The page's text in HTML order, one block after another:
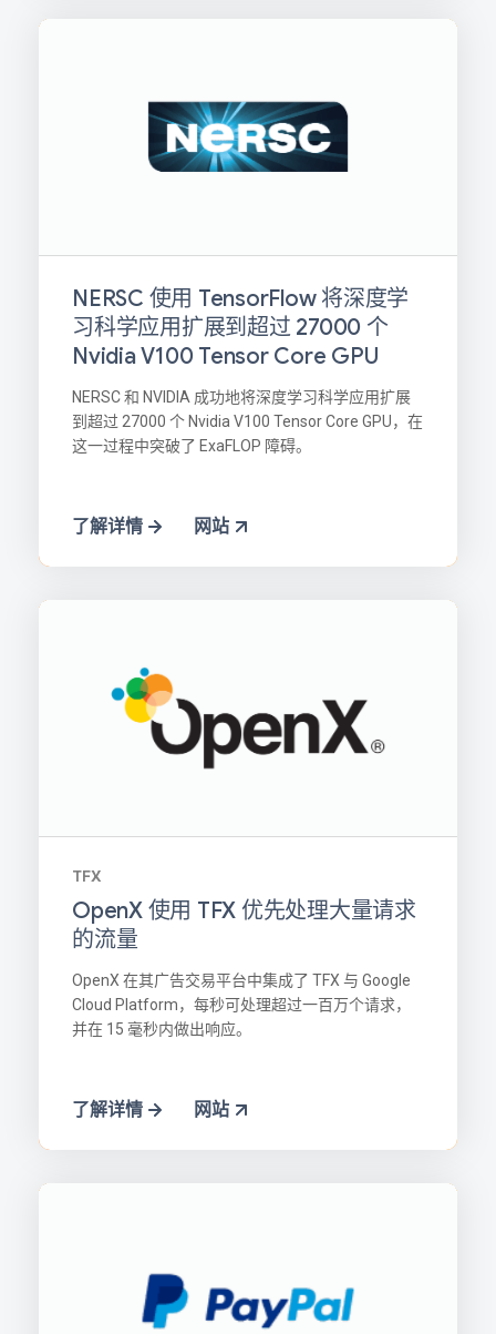
NERSC 使用 TensorFlow 将深度学
习科学应用扩展到超过 27000 个
Nvidia V100 Tensor Core GPU
NERSC 和 NVIDIA 成功地将深度学习科学应用扩展
到超过 27000 个 Nvidia V100 Tensor Core GPU，在
这一过程中突破了 ExaFLOP 障碍。
了解详情 网站
TFX
OpenX 使用 TFX 优先处理大量请求
的流量
OpenX 在其广告交易平台中集成了 TFX 与 Google
Cloud Platform，每秒可处理超过一百万个请求，
并在 15 毫秒内做出响应。
了解详情 网站